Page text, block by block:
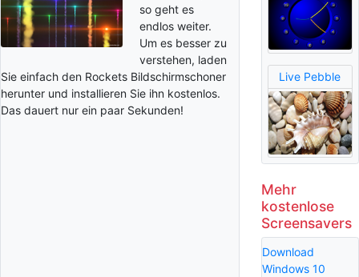
so geht es
endlos weiter.
Um es besser zu
verstehen, laden
Sie einfach den Rockets Bildschirmschoner
herunter und installieren Sie ihn kostenlos.
Das dauert nur ein paar Sekunden!
Live Pebble
Mehr
kostenlose
Screensavers
Download
Windows 10